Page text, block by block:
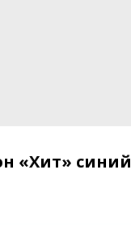
«Хит» синий